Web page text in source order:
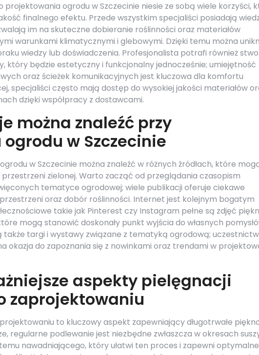
ogrodu w Szczecinie niesie ze sobą wiele korzyści,
finalnego efektu. Przede wszystkim specjaliści posiadają
im na skuteczne dobieranie roślinności oraz materiałów
warunkami klimatycznymi i glebowymi. Dzięki temu można
wiedzy lub doświadczenia. Profesjonalista potrafi również
który będzie estetyczny i funkcjonalny jednocześnie; umiejętność
oraz ścieżek komunikacyjnych jest kluczowa dla komfortu
specjaliści często mają dostęp do wysokiej jakości materiałów
dzięki współpracy z dostawcami.
można znaleźć przy
w Szczecinie
w Szczecinie można znaleźć w różnych źródłach, które
zielonej. Warto zacząć od przeglądania czasopism
tematyce ogrodowej; wiele publikacji oferuje ciekawe
oraz dobór roślinności. Internet jest kolejnym bogatym
takie jak Pinterest czy Instagram pełne są zdjęć
mogą stanowić doskonały punkt wyjścia do własnych
także targi i wystawy związane z tematyką ogrodową;
okazja do zapoznania się z nowinkami oraz trendami w
aspekty pielęgnacji
zaprojektowaniu
to kluczowy aspekt zapewniający długotrwałe
regularne podlewanie jest niezbędne zwłaszcza w okresach
nawadniającego, który ułatwi ten proces i zapewni optymalne